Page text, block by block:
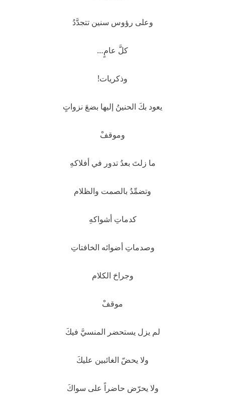
وعلى رؤوس سنين تتجدَّدُ
كلَّ عامٍ…
وذكريات!
يعود بكَ الحنينُ إليها بضعَ نزواتٍ
وموقفْ
ما زلتَ بعدُ تدور في أفلاكهِ
وتضمِّدُ بالصمت والظلام
كدماتِ أشواكهِ
وصدماتِ أضوائه الخافتاتِ
وجراحَ الكلام
موقفْ
لم يزل يستحضر المنسيَّ فيكَ
ولا يحضّ الغائبين عليكَ
ولا يحرّض حاضراً على سواكَ